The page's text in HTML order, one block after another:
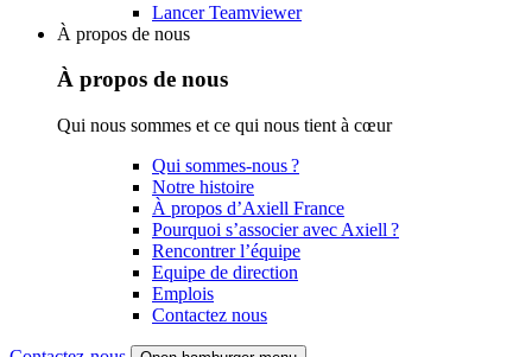
Lancer Teamviewer
À propos de nous
À propos de nous
Qui nous sommes et ce qui nous tient à cœur
Qui sommes-nous ?
Notre histoire
À propos d’Axiell France
Pourquoi s’associer avec Axiell ?
Rencontrer l’équipe
Equipe de direction
Emplois
Contactez nous